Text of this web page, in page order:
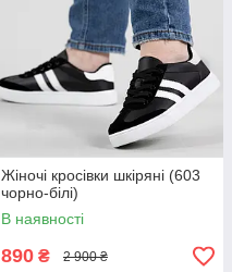
Жіночі кросівки шкіряні (603
чорно-білі)
В наявності
890 ₴ 2 900 ₴